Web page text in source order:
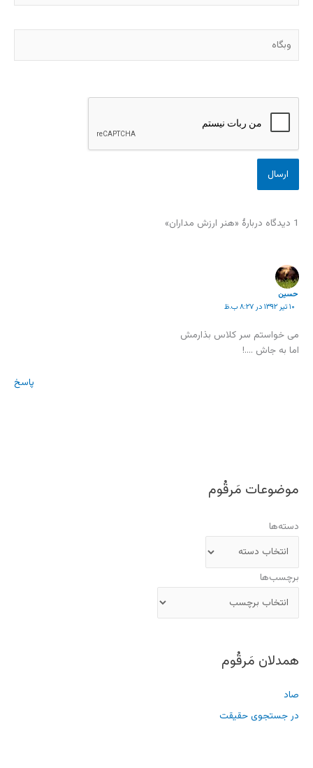
وبگاه
1 دیدگاه دربارهٔ «هنر ارزش مداران»
حسین
۱۰ تیر ۱۳۹۲ در ۸:۲۷ ب.ظ
می خواستم سر کلاس بذارمش
اما به جاش ….!
پاسخ
موضوعات مَرقُوم
دسته‌ها
برچسب‌ها
همدلان مَرقُوم
صاد
در جستجوی حقیقت